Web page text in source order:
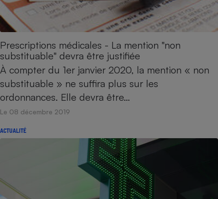
Prescriptions médicales - La mention "non
substituable" devra être justifiée
À compter du 1er janvier 2020, la mention « non
substituable » ne suffira plus sur les
ordonnances. Elle devra être…
Le 08 décembre 2019
ACTUALITÉ